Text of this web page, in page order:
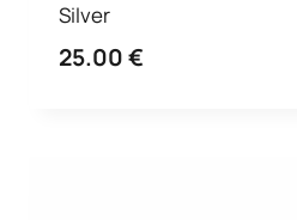
Silver
25.00€